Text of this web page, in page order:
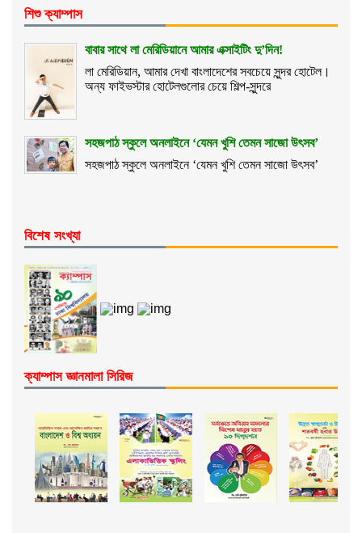
শিশু ক্যাম্পাস
বাবার সাথে লা মেরিডিয়ানে আমার এক্সাইটিং দু’দিন!
লা মেরিডিয়ান, আমার দেখা বাংলাদেশের সবচেয়ে সুন্দর হোটেল।
অন্য ফাইভস্টার হোটেলগুলোর চেয়ে শিল্প-সুন্দরে
সহজপাঠ স্কুলে অনলাইনে ‘যেমন খুশি তেমন সাজো উৎসব’
সহজপাঠ স্কুলে অনলাইনে ‘যেমন খুশি তেমন সাজো উৎসব’
বিশেষ সংখ্যা
ক্যাম্পাস জ্ঞানমালা সিরিজ